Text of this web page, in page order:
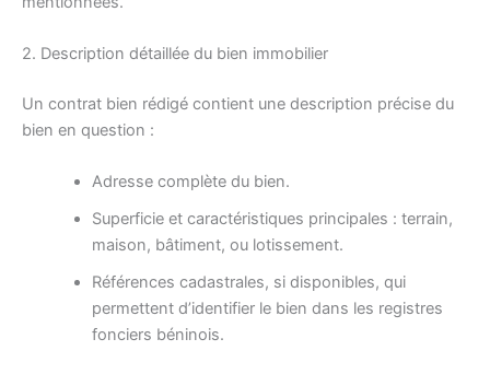
2. Description détaillée du bien immobilier
Un contrat bien rédigé contient une description précise du
bien en question :
Adresse complète du bien.
Superficie et caractéristiques principales : terrain,
maison, bâtiment, ou lotissement.
Références cadastrales, si disponibles, qui
permettent d’identifier le bien dans les registres
fonciers béninois.